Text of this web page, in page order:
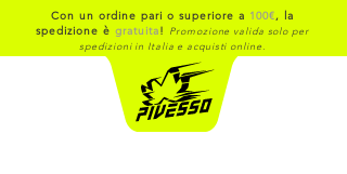
Con un ordine pari o superiore a 100€, la
spedizione ègratuita! Promozione valida solo per
spedizioni in Italia e acquisti online.